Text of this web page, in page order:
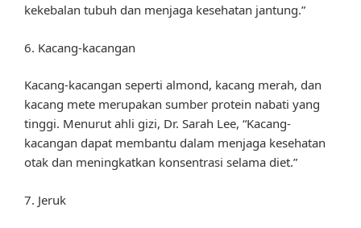
kekebalan tubuh dan menjaga kesehatan jantung.”
6. Kacang-kacangan
Kacang-kacangan seperti almond, kacang merah, dan
kacang mete merupakan sumber protein nabati yang
tinggi. Menurut ahli gizi, Dr. Sarah Lee, “Kacang-
kacangan dapat membantu dalam menjaga kesehatan
otak dan meningkatkan konsentrasi selama diet.”
7. Jeruk